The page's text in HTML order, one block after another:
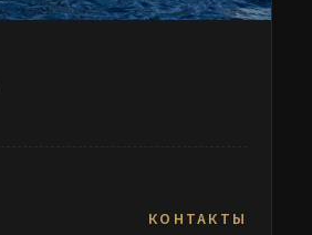
КОНТАКТЫ